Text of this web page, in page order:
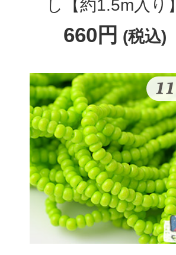
し【約1.5m入り】
660円 (税込)